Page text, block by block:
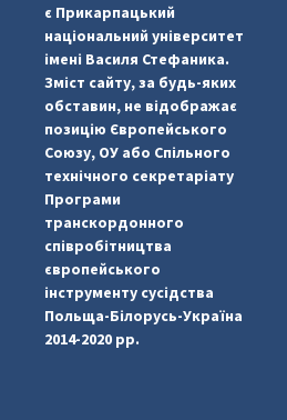
#PipIvanToday
є Прикарпацький
національний університет
імені Василя Стефаника.
Зміст сайту, за будь-яких
обставин, не відображає
позицію Європейського
Союзу, ОУ або Спільного
технічного секретаріату
Програми
транскордонного
співробітництва
європейського
інструменту сусідства
Польща-Білорусь-Україна
2014-2020 рр.